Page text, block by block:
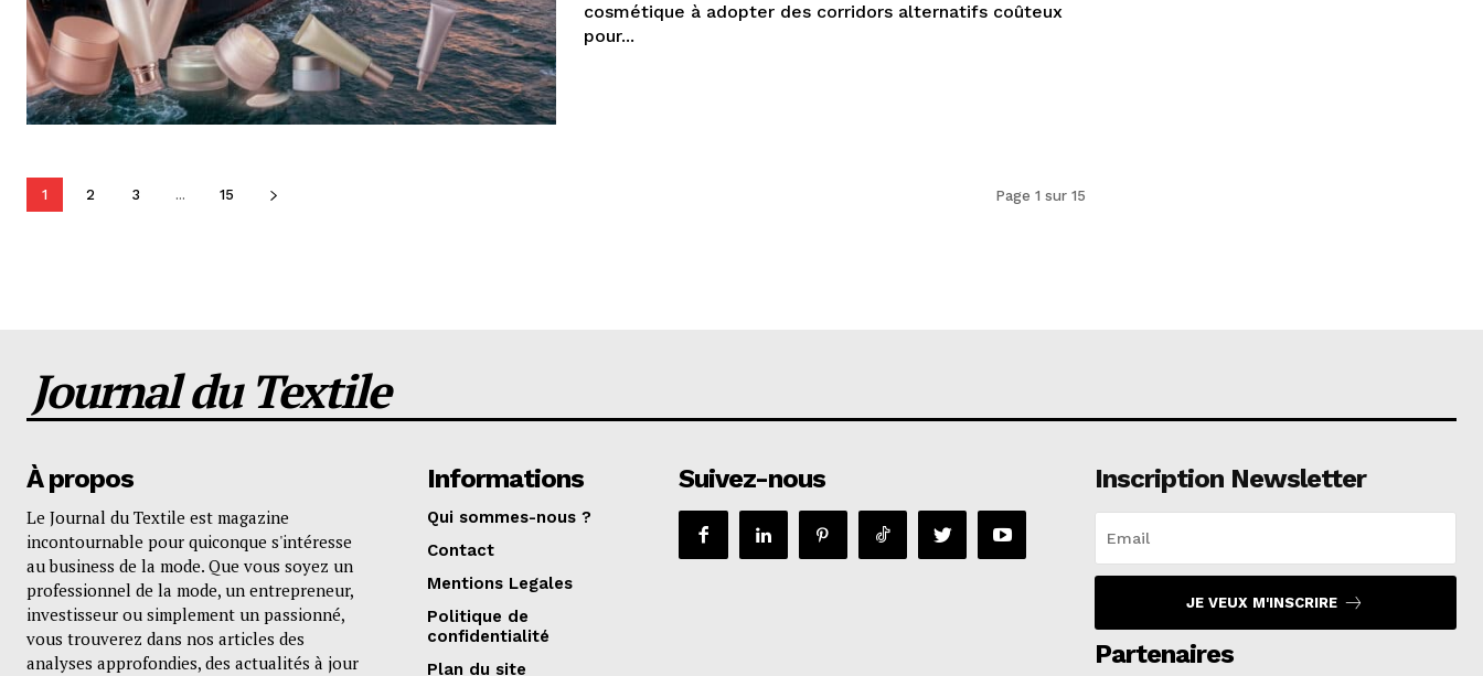
cosmétique à adopter des corridors alternatifs coûteux
pour...
1 2 3 ... 15 Page 1 sur 15
Journal du Textile
À propos
Le Journal du Textile est magazine
incontournable pour quiconque s'intéresse
au business de la mode. Que vous soyez un
professionnel de la mode, un entrepreneur,
investisseur ou simplement un passionné,
vous trouverez dans nos articles des
analyses approfondies, des actualités à jour
Informations
Qui sommes-nous ?
Contact
Mentions Legales
Politique de
confidentialité
Plan du site
Suivez-nous Inscription Newsletter
JE VEUX M'INSCRIRE
Partenaires